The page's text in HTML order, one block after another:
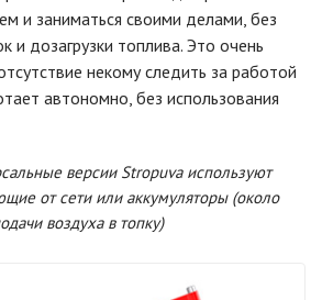
и заниматься своими делами, без
и дозагрузки топлива. Это очень
некому следить за работой
автономно, без использования
версии Stropuva используют
от сети или аккумуляторы (около
воздуха в топку)